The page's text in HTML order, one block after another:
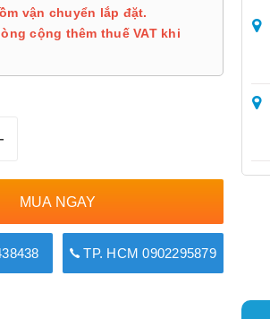
vận chuyển lắp đặt.
cộng thêm thuế VAT khi
MUA NGAY
TP. HCM 0902295879